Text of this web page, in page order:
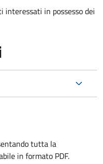
in possesso dei
tutta la
in formato PDF.